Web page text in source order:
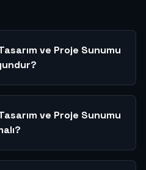
ve Proje Sunumu
ve Proje Sunumu